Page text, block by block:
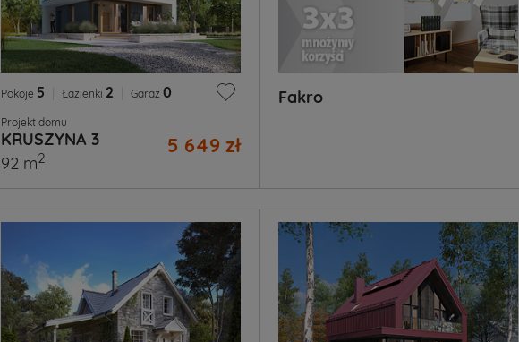
Pokoje 5 Łazienki 2 Garaż 0
Projekt domu
KRUSZYNA 3 5 649 zł
92 m2
Fakro